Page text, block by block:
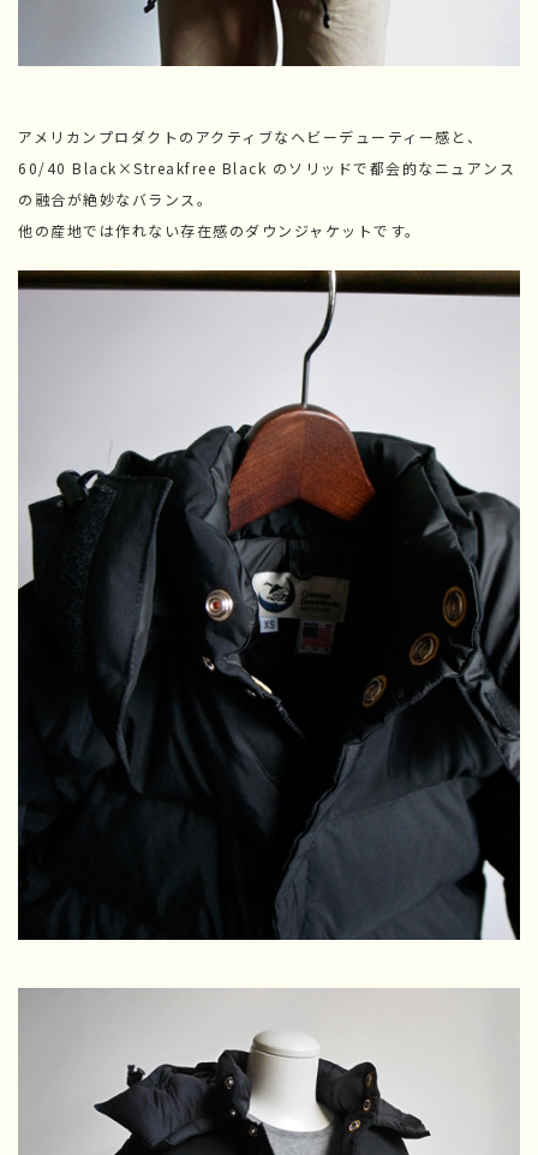
アメリカンプロダクトのアクティブなヘビーデューティー感と、
60/40 Black×Streakfree Black のソリッドで都会的なニュアンス
の融合が絶妙なバランス。
他の産地では作れない存在感のダウンジャケットです。